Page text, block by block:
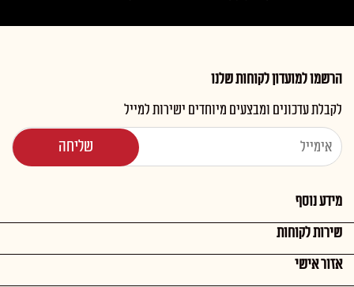
הרשמו למועדון לקוחות שלנו
לקבלת עדכונים ומבצעים מיוחדים ישירות למייל
מידע נוסף
שירות לקוחות
אזור אישי